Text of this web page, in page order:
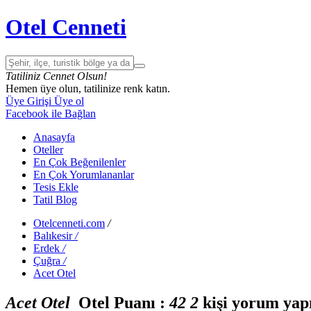
Otel Cenneti
Tatiliniz Cennet Olsun!
Hemen üye olun, tatilinize renk katın.
Üye Girişi Üye ol
Facebook ile Bağlan
Anasayfa
Oteller
En Çok Beğenilenler
En Çok Yorumlananlar
Tesis Ekle
Tatil Blog
Otelcenneti.com /
Balıkesir /
Erdek /
Çuğra /
Acet Otel
Acet Otel Otel Puanı :42 2 kişi yorum